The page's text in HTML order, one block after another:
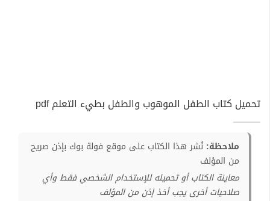
تحميل كتاب الطفل الموهوب والطفل بطيء التعلم pdf
ملاحظة: نُشر هذا الكتاب على موقع فولة بوك بإذن صريح
من المؤلف
معاينة الكتاب أو تحميله للإستخدام الشخصي فقط وأي
صلاحيات أخرى يجب أخذ إذن من المؤلف